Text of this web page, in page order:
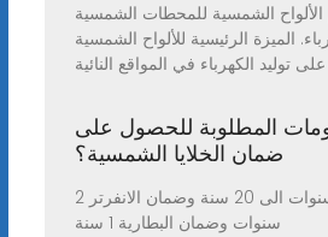
الشمسية للمحطات الشمسية
الميزة الرئيسية للألواح الشمسية
المطلوبة للحصول على
ضمان الخلايا الشمسية؟
ضمان الخلايا 10 سنوات الى 20 سنة وضمان الانفرتر 2
سنوات وضمان البطارية 1 سنة